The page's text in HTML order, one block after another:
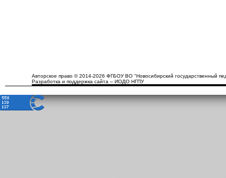
Авторское право © 2014-2026 ФГБОУ ВО "Новосибирский государственный
Разработка и поддержка сайта – ИОДО НГПУ